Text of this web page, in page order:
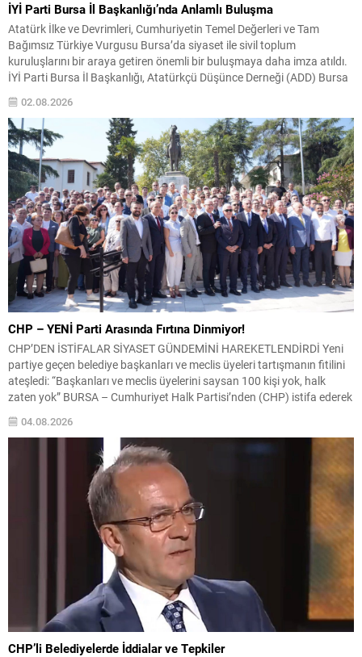
İYİ Parti Bursa İl Başkanlığı’nda Anlamlı Buluşma
Atatürk İlke ve Devrimleri, Cumhuriyetin Temel Değerleri ve Tam
Bağımsız Türkiye Vurgusu Bursa’da siyaset ile sivil toplum
kuruluşlarını bir araya getiren önemli bir buluşmaya daha imza atıldı.
İYİ Parti Bursa İl Başkanlığı, Atatürkçü Düşünce Derneği (ADD) Bursa
Şubesi yönetimini il başkanlığında ağırlayarak, Türkiye
Cumhuriyeti’nin kuruluş felsefesi, Cumhuriyetin temel değerleri,
üniter...
02.08.2026
CHP – YENİ Parti Arasında Fırtına Dinmiyor!
CHP’DEN İSTİFALAR SİYASET GÜNDEMİNİ HAREKETLENDİRDİ Yeni
partiye geçen belediye başkanları ve meclis üyeleri tartışmanın fitilini
ateşledi: “Başkanları ve meclis üyelerini saysan 100 kişi yok, halk
zaten yok” BURSA – Cumhuriyet Halk Partisi’nden (CHP) istifa ederek
meclis üyeleri üzerinden başlayan tartışmalar siyaset...
04.08.2026
CHP’li Belediyelerde İddialar ve Tepkiler